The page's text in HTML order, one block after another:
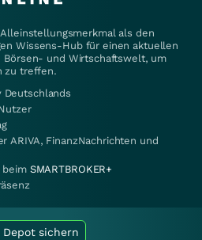
als den
Wissens-Hub für einen aktuellen
Börsen- und Wirtschaftswelt, um
zu treffen.
Deutschlands
ARIVA, FinanzNachrichten und
beim SMARTBROKER+
sichern